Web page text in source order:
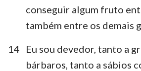
conseguir algum fruto
também entre os demais
14
Eu sou devedor, tanto a
bárbaros, tanto a sábios